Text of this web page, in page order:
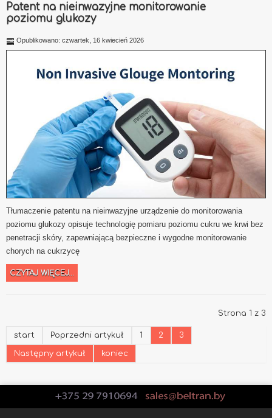
Patent na nieinwazyjne monitorowanie
poziomu glukozy
Opublikowano: czwartek, 16 kwiecień 2026
Tłumaczenie patentu na nieinwazyjne urządzenie do monitorowania
poziomu glukozy opisuje technologię pomiaru poziomu cukru we krwi bez
penetracji skóry, zapewniającą bezpieczne i wygodne monitorowanie
chorych na cukrzycę
CZYTAJ WIĘCEJ...
Strona 1 z 3
start Poprzedni artykuł 1 2 3
Następny artykuł koniec